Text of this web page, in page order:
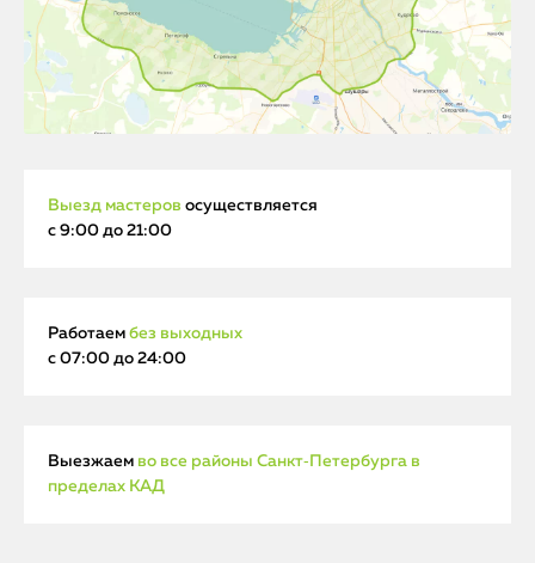
Выезд мастеров осуществляется
с 9:00 до 21:00
Работаем без выходных
с 07:00 до 24:00
Выезжаем во все районы Санкт‑Петербурга в
пределах КАД